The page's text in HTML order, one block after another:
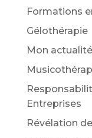
Formations
Gélothérapie
Mon actualité
Entreprises
Révélation